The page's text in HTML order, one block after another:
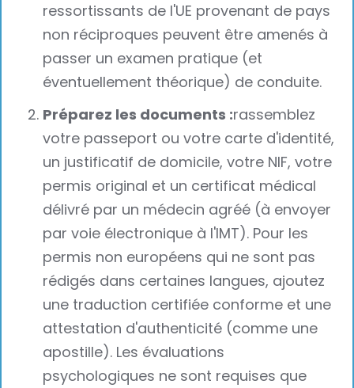
ressortissants de l'UE provenant de pays
non réciproques peuvent être amenés à
passer un examen pratique (et
éventuellement théorique) de conduite.
Préparez les documents :rassemblez
votre passeport ou votre carte d'identité,
un justificatif de domicile, votre NIF, votre
permis original et un certificat médical
délivré par un médecin agréé (à envoyer
par voie électronique à l'IMT). Pour les
permis non européens qui ne sont pas
rédigés dans certaines langues, ajoutez
une traduction certifiée conforme et une
attestation d'authenticité (comme une
apostille). Les évaluations
psychologiques ne sont requises que